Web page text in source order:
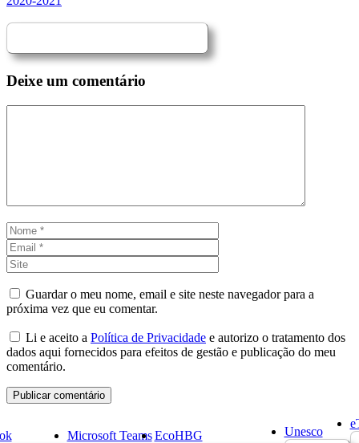
Deixe um comentário
Nome
Guardar o meu nome, email e site neste navegador para a
próxima vez que eu comentar.
Li e aceito a Política de Privacidade e autorizo o tratamento dos
dados aqui fornecidos para efeitos de gestão e publicação do meu
comentário.
Microsoft Teams EcoHBG Unesco